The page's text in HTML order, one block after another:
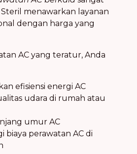
menawarkan layanan
dengan harga yang
AC yang teratur, Anda
efisiensi energi AC
udara di rumah atau
umur AC
biaya perawatan AC di